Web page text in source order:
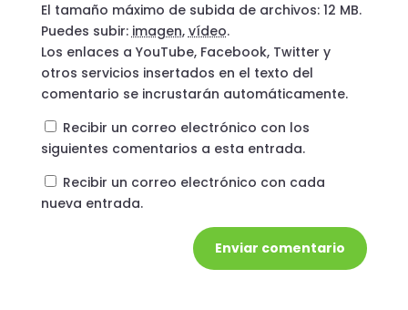
El tamaño máximo de subida de archivos: 12 MB.
Puedes subir:imagen, vídeo.
Los enlaces a YouTube, Facebook, Twitter y
otros servicios insertados en el texto del
comentario se incrustarán automáticamente.
Recibir un correo electrónico con los
siguientes comentarios a esta entrada.
Recibir un correo electrónico con cada
nueva entrada.
Enviar comentario